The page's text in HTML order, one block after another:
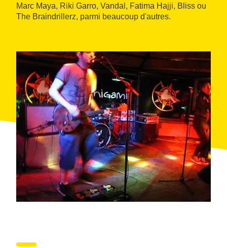
Marc Maya, Riki Garro, Vandal, Fatima Hajji, Bliss ou
The Braindrillerz, parmi beaucoup d'autres.